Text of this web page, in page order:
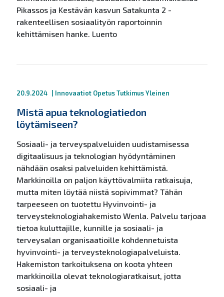
Pikassos ja Kestävän kasvun Satakunta 2 -
rakenteellisen sosiaalityön raportoinnin
kehittämisen hanke. Luento
20.9.2024 Innovaatiot OpetusTutkimusYleinen
Mistä apua teknologiatiedon
löytämiseen?
Sosiaali- ja terveyspalveluiden uudistamisessa
digitaalisuus ja teknologian hyödyntäminen
nähdään osaksi palveluiden kehittämistä.
Markkinoilla on paljon käyttövalmiita ratkaisuja,
mutta miten löytää niistä sopivimmat? Tähän
tarpeeseen on tuotettu Hyvinvointi- ja
terveysteknologiahakemisto Wenla. Palvelu tarjoaa
tietoa kuluttajille, kunnille ja sosiaali- ja
terveysalan organisaatioille kohdennetuista
hyvinvointi- ja terveysteknologiapalveluista.
Hakemiston tarkoituksena on koota yhteen
markkinoilla olevat teknologiaratkaisut, jotta
sosiaali- ja